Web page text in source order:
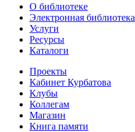
О библиотеке
Электронная библиотека
Услуги
Ресурсы
Каталоги
Проекты
Кабинет Курбатова
Клубы
Коллегам
Магазин
Книга памяти